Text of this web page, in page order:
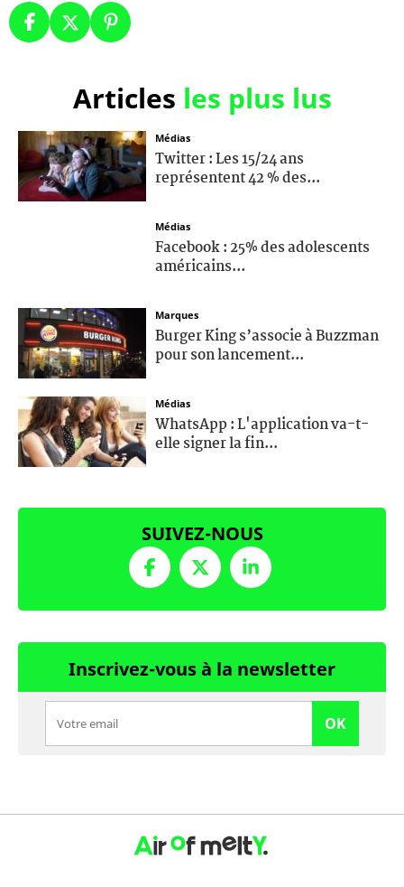
Articles les plus lus
Médias
Twitter : Les 15/24 ans
représentent 42 % des...
Médias
Facebook : 25% des adolescents
américains...
Marques
Burger King s’associe à Buzzman
pour son lancement...
Médias
WhatsApp : L'application va-t-
elle signer la fin...
SUIVEZ-NOUS
Inscrivez-vous à la newsletter
OK